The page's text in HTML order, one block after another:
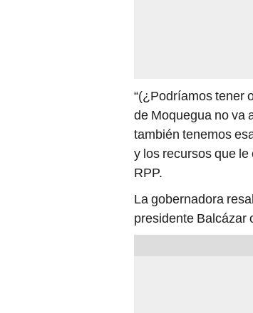
“(¿Podríamos tener
de Moquegua no va
también tenemos
y los recursos que
RPP.
La gobernadora
presidente Balcázar